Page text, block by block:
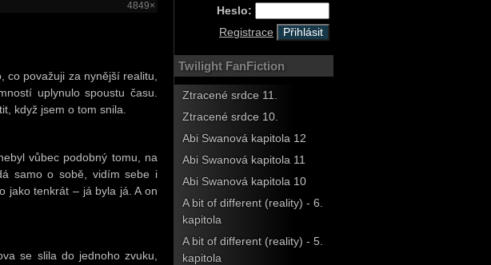
4849×
co považuji za nynější realitu,
uplynulo spoustu času.
když jsem o tom snila.
vůbec podobný tomu, na
samo o sobě, vidím sebe i
jako tenkrát – já byla já. A on
se slila do jednoho zvuku,
Heslo:
Registrace
Twilight FanFiction
Ztracené srdce 11.
Ztracené srdce 10.
Abi Swanová kapitola 12
Abi Swanová kapitola 11
Abi Swanová kapitola 10
A bit of different (reality) - 6.
kapitola
A bit of different (reality) - 5.
kapitola